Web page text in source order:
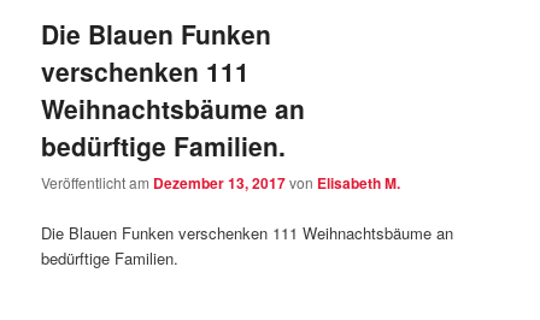
Die Blauen Funken
verschenken 111
Weihnachtsbäume an
bedürftige Familien.
Veröffentlicht am Dezember 13, 2017von Elisabeth M.
Die Blauen Funken verschenken 111 Weihnachtsbäume an
bedürftige Familien.